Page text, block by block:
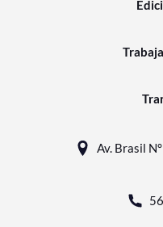
Av. Brasil